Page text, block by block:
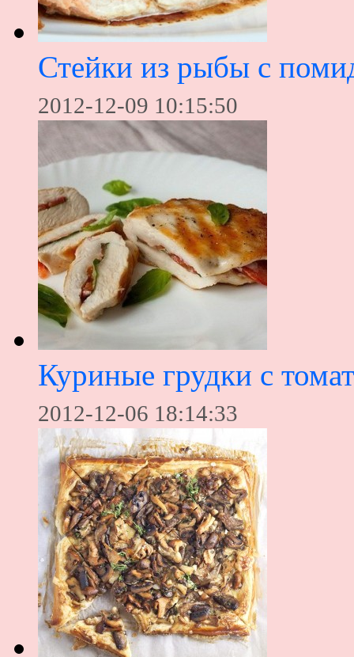
Стейки из рыбы с
2012-12-09 10:15:50
Куриные грудки с
2012-12-06 18:14:33